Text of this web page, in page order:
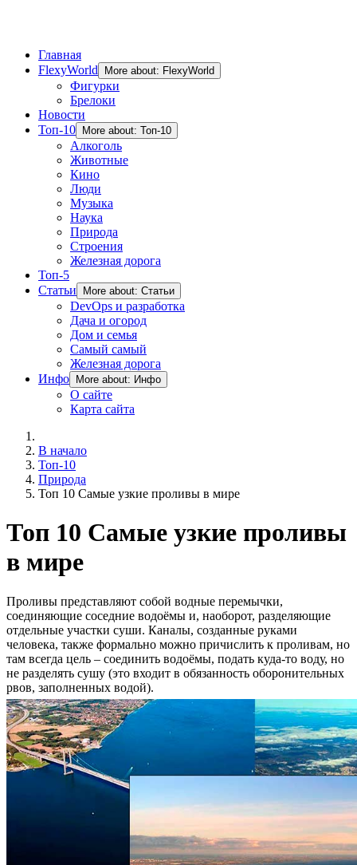
Главная
FlexyWorld
More about: FlexyWorld
Фигурки
Брелоки
Новости
Топ-10
More about: Топ-10
Алкоголь
Животные
Кино
Люди
Музыка
Наука
Природа
Строения
Железная дорога
Топ-5
Статьи
More about: Статьи
DevOps и разработка
Дача и огород
Дом и семья
Самый самый
Железная дорога
Инфо
More about: Инфо
О сайте
Карта сайта
В начало
Топ-10
Природа
Топ 10 Самые узкие проливы в мире
Топ 10 Самые узкие проливы
в мире
Проливы представляют собой водные перемычки,
соединяющие соседние водоёмы и, наоборот, разделяющие
отдельные участки суши. Каналы, созданные руками
человека, также формально можно причислить к проливам, но
там всегда цель – соединить водоёмы, подать куда-то воду, но
не разделять сушу (это входит в обязанность оборонительных
рвов, заполненных водой).